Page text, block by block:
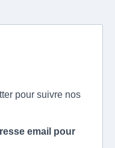
pour suivre nos
email pour